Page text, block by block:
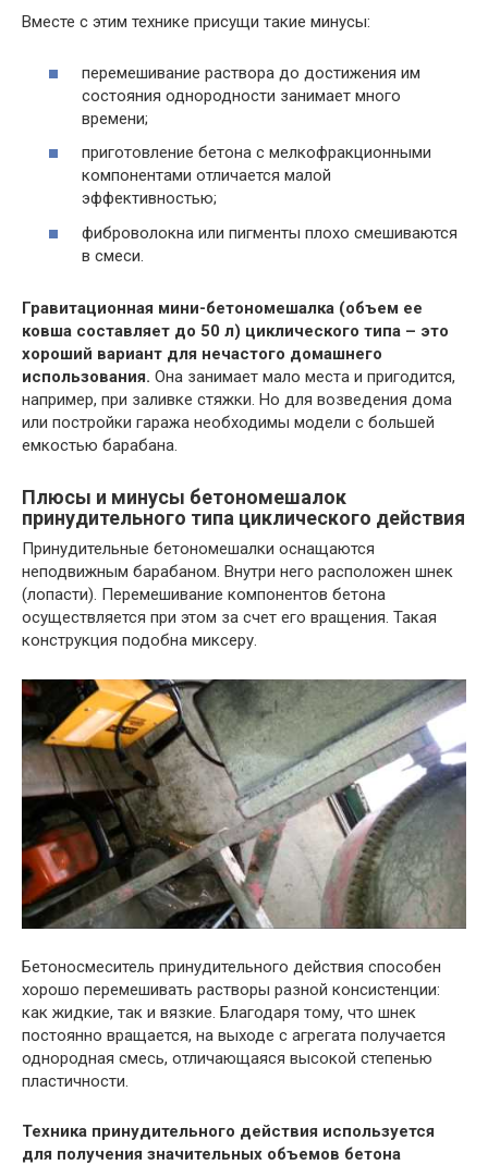
Вместе с этим технике присущи такие минусы:
перемешивание раствора до достижения им
состояния однородности занимает много
времени;
приготовление бетона с мелкофракционными
компонентами отличается малой
эффективностью;
фиброволокна или пигменты плохо смешиваются
в смеси.
Гравитационная мини-бетономешалка (объем ее
ковша составляет до 50 л) циклического типа – это
хороший вариант для нечастого домашнего
использования. Она занимает мало места и пригодится,
например, при заливке стяжки. Но для возведения дома
или постройки гаража необходимы модели с большей
емкостью барабана.
Плюсы и минусы бетономешалок
принудительного типа циклического действия
Принудительные бетономешалки оснащаются
неподвижным барабаном. Внутри него расположен шнек
(лопасти). Перемешивание компонентов бетона
осуществляется при этом за счет его вращения. Такая
конструкция подобна миксеру.
Бетоносмеситель принудительного действия способен
хорошо перемешивать растворы разной консистенции:
как жидкие, так и вязкие. Благодаря тому, что шнек
постоянно вращается, на выходе с агрегата получается
однородная смесь, отличающаяся высокой степенью
пластичности.
Техника принудительного действия используется
для получения значительных объемов бетона